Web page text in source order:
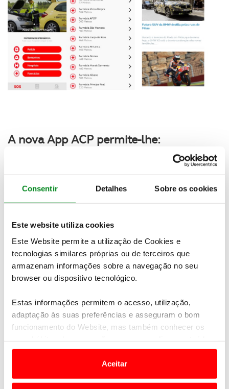
Consentir Detalhes Sobre os cookies
Este website utiliza cookies
Este Website permite a utilização de Cookies e
tecnologias similares próprias ou de terceiros que
armazenam informações sobre a navegação no seu
browser ou dispositivo tecnológico.
Estas informações permitem o acesso, utilização,
adaptação às suas preferências e asseguram o bom
funcionamento do Website, mas também conhecer os
e anúncios de modo a promover produtos e/ou serviços.
Em alguns casos, a utilização destas tecnologias
Aceitar
A nova App ACP permite-lhe:
assistência em
viagem
Chamar um médico
a casa
Partilhar a sua
localização
de si
Aceder às notícias
do mundo
automóvel
Pesquisar todos os